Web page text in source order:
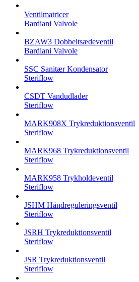
Ventilmatricer
Bardiani Valvole
BZAW3 Dobbeltsædeventil
Bardiani Valvole
SSC Sanitær Kondensator
Steriflow
CSDT Vandudlader
Steriflow
MARK908X Trykreduktionsventil
Steriflow
MARK968 Trykreduktionsventil
Steriflow
MARK958 Trykholdeventil
Steriflow
JSHM Håndreguleringsventil
Steriflow
JSRH Trykreduktionsventil
Steriflow
JSR Trykreduktionsventil
Steriflow